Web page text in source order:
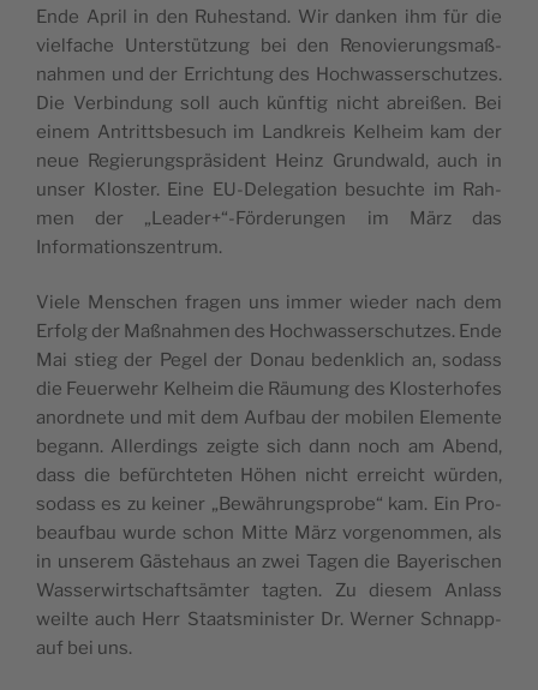
Ende April in den Ruhe­stand. Wir dan­ken ihm für die
viel­fa­che Unter­stüt­zung bei den Reno­vie­rungs­maß­
nah­men und der Errich­tung des Hoch­was­ser­schut­zes.
Die Ver­bin­dung soll auch künf­tig nicht abrei­ßen. Bei
einem Antritts­be­such im Land­kreis Kel­heim kam der
neue Regie­rungs­prä­si­dent Heinz Grund­wald, auch in
unser Klos­ter. Eine EU-Dele­ga­ti­on besuch­te im Rah­
men der „Leader+“-Förderungen im März das
Informationszentrum.
Vie­le Men­schen fra­gen uns immer wie­der nach dem
Erfolg der Maß­nah­men des Hoch­was­ser­schut­zes. Ende
Mai stieg der Pegel der Donau bedenk­lich an, sodass
die Feu­er­wehr Kel­heim die Räu­mung des Klos­ter­ho­fes
anord­ne­te und mit dem Auf­bau der mobi­len Ele­men­te
begann. Aller­dings zeig­te sich dann noch am Abend,
dass die befürch­te­ten Höhen nicht erreicht wür­den,
sodass es zu kei­ner „Bewäh­rungs­pro­be“ kam. Ein Pro­
be­auf­bau wur­de schon Mit­te März vor­ge­nom­men, als
in unse­rem Gäs­te­haus an zwei Tagen die Baye­ri­schen
Was­ser­wirt­schafts­äm­ter tag­ten. Zu die­sem Anlass
weil­te auch Herr Staats­mi­nis­ter Dr. Wer­ner Schnapp­
auf bei uns.